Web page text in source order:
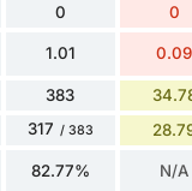
0 0
1.01 0.09
383
317 / 383
82.77% N/A